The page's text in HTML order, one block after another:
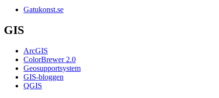
Gatukonst.se
GIS
ArcGIS
ColorBrewer 2.0
Geosupportsystem
GIS-bloggen
QGIS